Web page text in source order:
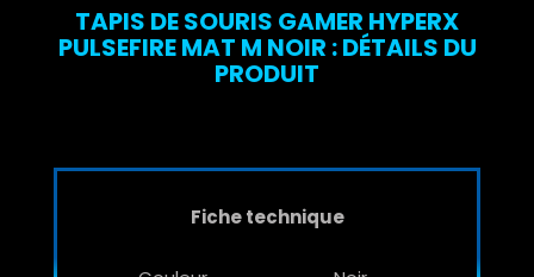
TAPIS DE SOURIS GAMER HYPERX
PULSEFIRE MAT M NOIR : DÉTAILS DU
PRODUIT
Fiche technique